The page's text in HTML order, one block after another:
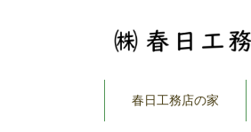
春日工務店の家